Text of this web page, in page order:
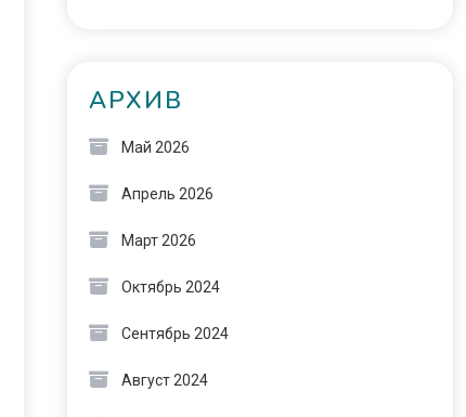
АРХИВ
Май 2026
Апрель 2026
Март 2026
Октябрь 2024
Сентябрь 2024
Август 2024